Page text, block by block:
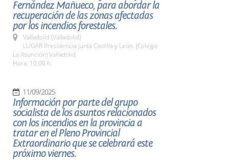
Fernández Mañueco, para abordar la
recuperación de las zonas afectadas
por los incendios forestales.
Valladolid (Valladolid)
LUGAR Presidencia Junta Castilla y León. (Colegio
La Asunción) Valladolid
Hora: 10,00 h.
11/09/2025
Información por parte del grupo
socialista de los asuntos relacionados
con los incendios en la provincia a
tratar en el Pleno Provincial
Extraordinario que se celebrará este
próximo viernes.